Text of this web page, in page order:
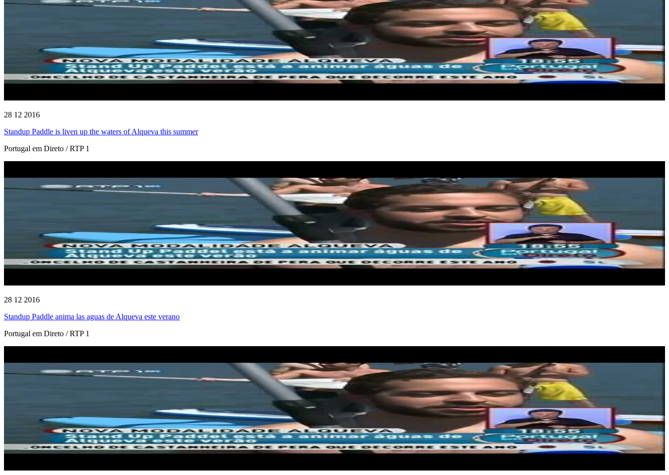
28 12 2016
Standup Paddle is liven up the waters of Alqueva this summer
Portugal em Direto / RTP 1
28 12 2016
Standup Paddle anima las aguas de Alqueva este verano
Portugal em Direto / RTP 1